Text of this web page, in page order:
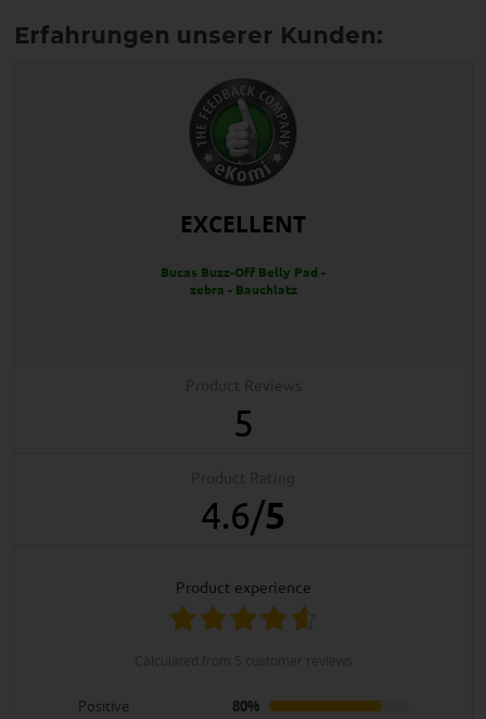
EXCELLENT
Bucas Buzz-Off Belly Pad -
zebra - Bauchlatz
5
4.6/5
product experience
Positive
80%